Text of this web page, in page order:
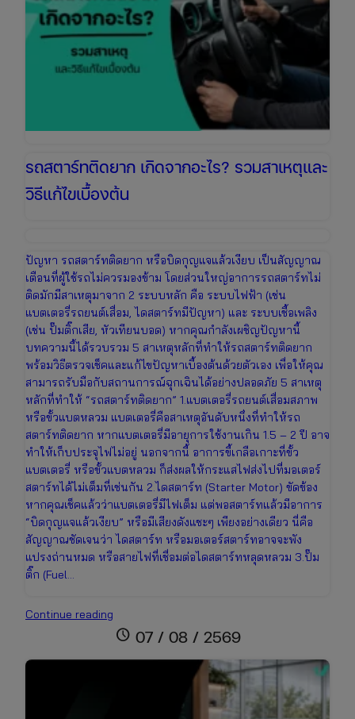
สตาร์ท
ติด
ง่าย
ใน
รถสตาร์ทติดยาก เกิดจากอะไร? รวมสาเหตุและ
วิธีแก้ไขเบื้องต้น
ปัญหา รถสตาร์ทติดยาก หรือบิดกุญแจแล้วเงียบ เป็นสัญญาณ
เตือนที่ผู้ใช้รถไม่ควรมองข้าม โดยส่วนใหญ่อาการรถสตาร์ทไม่
ติดมักมีสาเหตุมาจาก 2 ระบบหลัก คือ ระบบไฟฟ้า (เช่น
แบตเตอรี่รถยนต์เสื่อม, ไดสตาร์ทมีปัญหา) และ ระบบเชื้อเพลิง
(เช่น ปั๊มติ๊กเสีย, หัวเทียนบอด) หากคุณกำลังเผชิญปัญหานี้
บทความนี้ได้รวบรวม 5 สาเหตุหลักที่ทำให้รถสตาร์ทติดยาก
พร้อมวิธีตรวจเช็คและแก้ไขปัญหาเบื้องต้นด้วยตัวเอง เพื่อให้คุณ
สามารถรับมือกับสถานการณ์ฉุกเฉินได้อย่างปลอดภัย 5 สาเหตุ
หลักที่ทำให้ “รถสตาร์ทติดยาก” 1.แบตเตอรี่รถยนต์เสื่อมสภาพ
หรือขั้วแบตหลวม แบตเตอรี่คือสาเหตุอันดับหนึ่งที่ทำให้รถ
สตาร์ทติดยาก หากแบตเตอรี่มีอายุการใช้งานเกิน 1.5 – 2 ปี อาจ
ทำให้เก็บประจุไฟไม่อยู่ นอกจากนี้ อาการขี้เกลือเกาะที่ขั้ว
แบตเตอรี่ หรือขั้วแบตหลวม ก็ส่งผลให้กระแสไฟส่งไปที่มอเตอร์
สตาร์ทได้ไม่เต็มที่เช่นกัน 2.ไดสตาร์ท (Starter Motor) ขัดข้อง
หากคุณเช็คแล้วว่าแบตเตอรี่มีไฟเต็ม แต่พอสตาร์ทแล้วมีอาการ
“บิดกุญแจแล้วเงียบ” หรือมีเสียงดังแชะๆ เพียงอย่างเดียว นี่คือ
สัญญาณชัดเจนว่า ไดสตาร์ท หรือมอเตอร์สตาร์ทอาจจะพัง
แปรงถ่านหมด หรือสายไฟที่เชื่อมต่อไดสตาร์ทหลุดหลวม 3.ปั๊ม
ติ๊ก (Fuel…
Continue reading
สตาร์ท
schedule 07 / 08 / 2569